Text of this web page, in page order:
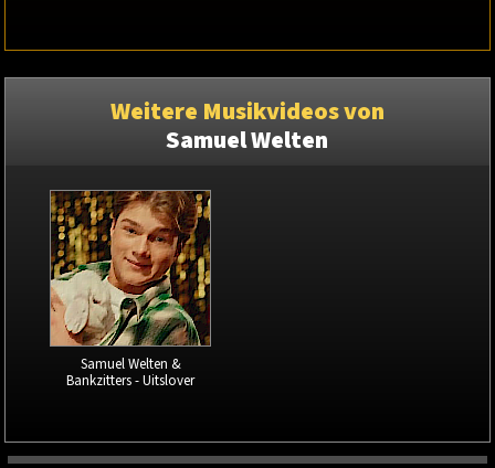
Weitere Musikvideos von
Samuel Welten
Samuel Welten &
Bankzitters - Uitslover